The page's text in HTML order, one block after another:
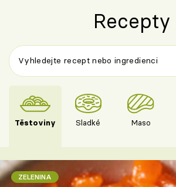
Recepty
Těstoviny Sladké Maso
ZELENINA